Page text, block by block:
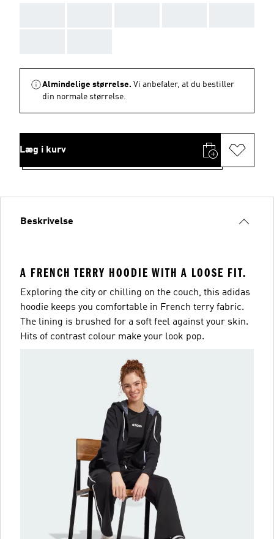
Almindelige størrelse. Vi anbefaler, at du bestiller
din normale størrelse.
Læg i kurv
Beskrivelse
A FRENCH TERRY HOODIE WITH A LOOSE FIT.
Exploring the city or chilling on the couch, this adidas
hoodie keeps you comfortable in French terry fabric.
The lining is brushed for a soft feel against your skin.
Hits of contrast colour make your look pop.